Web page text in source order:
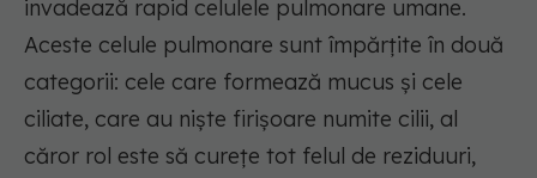
invadează rapid celulele pulmonare umane.
Aceste celule pulmonare sunt împărțite în două
categorii: cele care formează mucus și cele
ciliate, care au niște firișoare numite cilii, al
căror rol este să curețe tot felul de reziduuri,